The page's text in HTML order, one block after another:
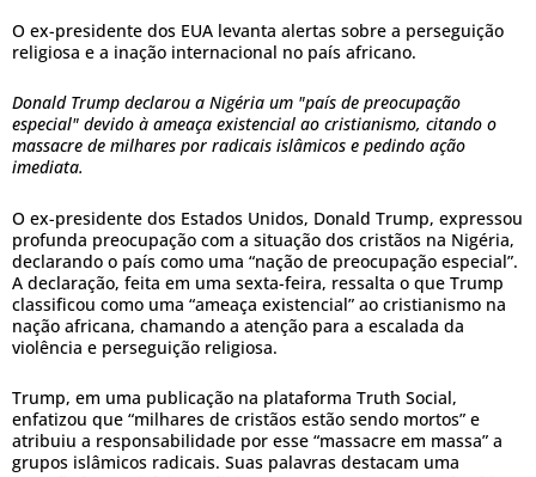
O ex-presidente dos EUA levanta alertas sobre a perseguição
religiosa e a inação internacional no país africano.
Donald Trump declarou a Nigéria um "país de preocupação
especial" devido à ameaça existencial ao cristianismo, citando o
massacre de milhares por radicais islâmicos e pedindo ação
imediata.
O ex-presidente dos Estados Unidos, Donald Trump, expressou
profunda preocupação com a situação dos cristãos na Nigéria,
declarando o país como uma “nação de preocupação especial”.
A declaração, feita em uma sexta-feira, ressalta o que Trump
classificou como uma “ameaça existencial” ao cristianismo na
nação africana, chamando a atenção para a escalada da
violência e perseguição religiosa.
Trump, em uma publicação na plataforma Truth Social,
enfatizou que “milhares de cristãos estão sendo mortos” e
atribuiu a responsabilidade por esse “massacre em massa” a
grupos islâmicos radicais. Suas palavras destacam uma